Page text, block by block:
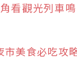
看觀光列車
市美食必吃